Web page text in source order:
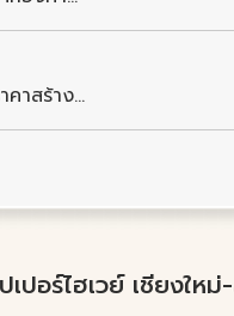
าสร้าง...
ร์ไฮเวย์ เชียงให